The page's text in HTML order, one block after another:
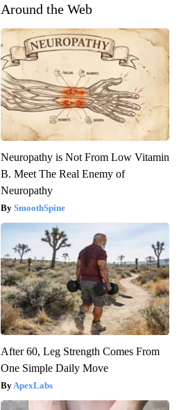
Around the Web
Neuropathy is Not From Low Vitamin
B. Meet The Real Enemy of
Neuropathy
SmoothSpine
After 60, Leg Strength Comes From
One Simple Daily Move
ApexLabs